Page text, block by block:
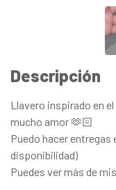
Descripción
Llavero inspirado en
mucho amor 🫶🏻
Puedo hacer
disponibilidad)
Puedes ver más de